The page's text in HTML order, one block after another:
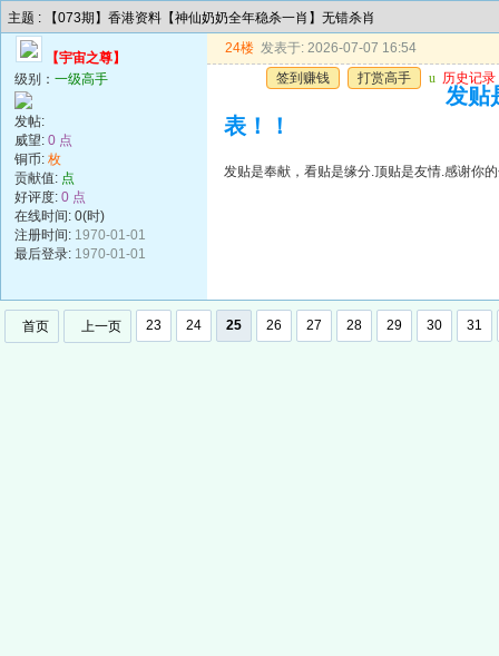
主题 : 【073期】香港资料【神仙奶奶全年稳杀一肖】无错杀肖
【宇宙之尊】
级别： 一级高手
发帖:
威望: 0 点
铜币: 枚
贡献值: 点
好评度: 0 点
在线时间: 0(时)
注册时间: 1970-01-01
最后登录: 1970-01-01
24楼 发表于: 2026-07-07 16:54
签到赚钱
打赏高手 u 历史记录
发贴
表！！
发贴是奉献，看贴是缘分.顶贴是友情.感谢你
首页 上一页 23 24 25 26 27 28 29 30 31